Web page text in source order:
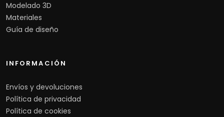
Modelado 3D
Materiales
Guía de diseño
INFORMACIÓN
Envíos y devoluciones
Política de privacidad
Política de cookies